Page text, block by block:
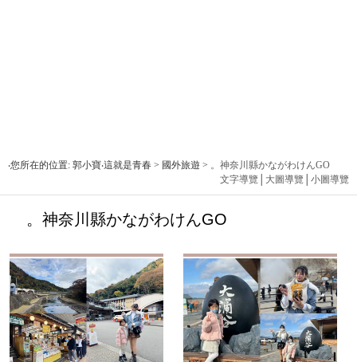
‧您所在的位置: 郭小寶‧這就是青春 > 國外旅遊 > 。神奈川縣かながわけんGO
文字導覽
大圖導覽 小圖導覽
。神奈川縣かながわけんGO